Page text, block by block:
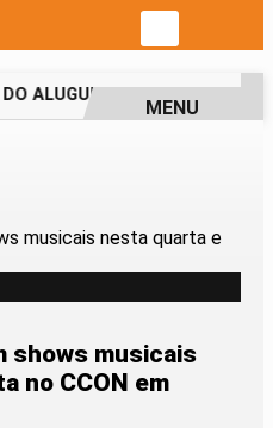
ALUGUEL SOCIAL EM 40
MENU
shows musicais
no CCON em